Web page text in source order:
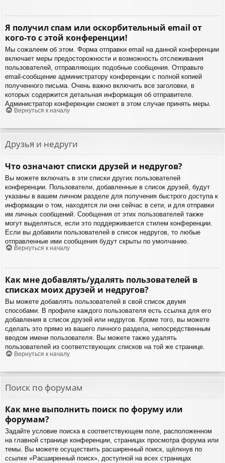
Я получил спам или оскорбительный email от
кого-то с этой конференции!
Мы сожалеем об этом. Форма отправки email на данной конференции
включает меры предосторожности и возможность отслеживания
пользователей, отправляющих подобные сообщения. Отправьте
email-сообщение администратору конференции с полной копией
полученного письма. Очень важно включить все заголовки, в
которых содержится детальная информация об отправителе.
Администратор конференции сможет в этом случае принять меры.
Вернуться к началу
Друзья и недруги
Что означают списки друзей и недругов?
Вы можете включать в эти списки других пользователей
конференции. Пользователи, добавленные в список друзей, будут
указаны в вашем личном разделе для получения быстрого доступа к
информации о том, находятся ли они сейчас в сети, и для отправки
им личных сообщений. Сообщения от этих пользователей также
могут выделяться, если это поддерживается стилем конференции.
Если вы добавили пользователей в список недругов, то любые
отправленные ими сообщения будут скрыты по умолчанию.
Вернуться к началу
Как мне добавлять/удалять пользователей в
списках моих друзей и недругов?
Вы можете добавлять пользователей в свой список двумя
способами. В профиле каждого пользователя есть ссылка для его
добавления в список друзей или недругов. Кроме того, вы можете
сделать это прямо из вашего личного раздела, непосредственным
вводом имени пользователя. Вы можете также удалять
пользователей из соответствующих списков на той же странице.
Вернуться к началу
Поиск по форумам
Как мне выполнить поиск по форуму или
форумам?
Задайте условие поиска в соответствующем поле, расположенном
на главной странице конференции, страницах просмотра форума или
темы. Вы можете осуществить расширенный поиск, щёлкнув по
ссылке «Расширенный поиск», доступной на всех страницах